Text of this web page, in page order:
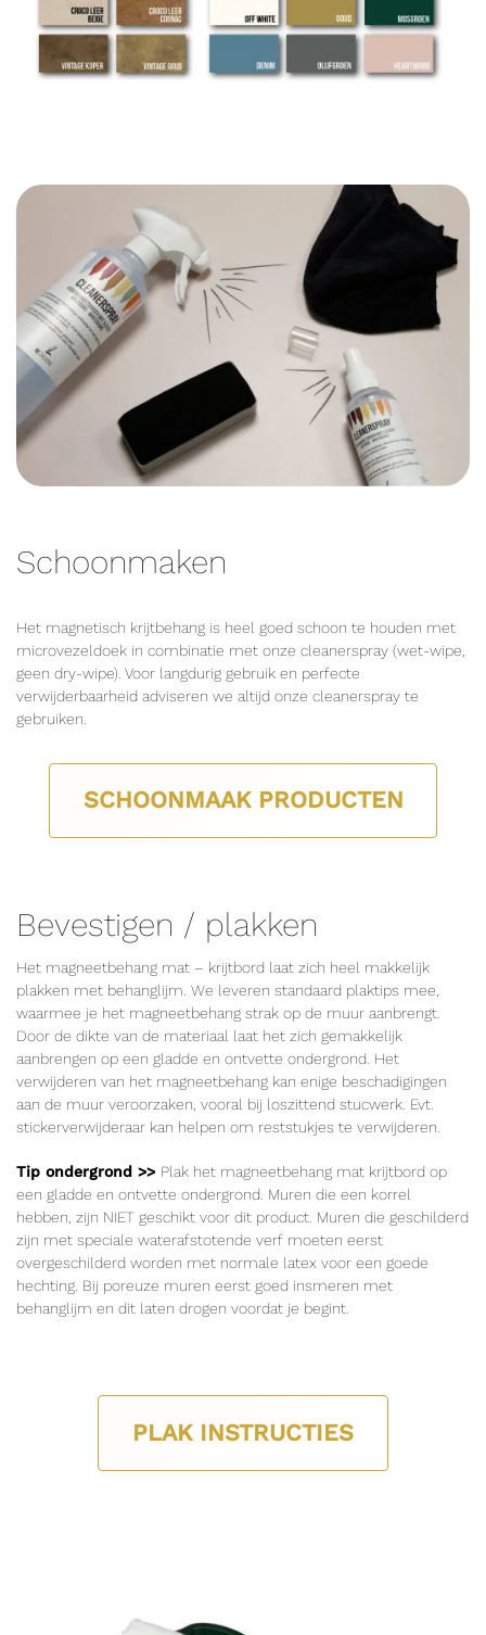
Schoonmaken
Het magnetisch krijtbehang is heel goed schoon te houden met
microvezeldoek in combinatie met onze cleanerspray (wet-wipe,
geen dry-wipe). Voor langdurig gebruik en perfecte
verwijderbaarheid adviseren we altijd onze cleanerspray te
gebruiken.
SCHOONMAAK PRODUCTEN
Bevestigen / plakken
Het magneetbehang mat – krijtbord laat zich heel makkelijk
plakken met behanglijm. We leveren standaard plaktips mee,
waarmee je het magneetbehang strak op de muur aanbrengt.
Door de dikte van de materiaal laat het zich gemakkelijk
aanbrengen op een gladde en ontvette ondergrond. Het
verwijderen van het magneetbehang kan enige beschadigingen
aan de muur veroorzaken, vooral bij loszittend stucwerk. Evt.
stickerverwijderaar kan helpen om reststukjes te verwijderen.
Tip ondergrond >> Plak het magneetbehang mat krijtbord op
een gladde en ontvette ondergrond. Muren die een korrel
hebben, zijn NIET geschikt voor dit product. Muren die geschilderd
zijn met speciale waterafstotende verf moeten eerst
overgeschilderd worden met normale latex voor een goede
hechting. Bij poreuze muren eerst goed insmeren met
behanglijm en dit laten drogen voordat je begint.
PLAK INSTRUCTIES